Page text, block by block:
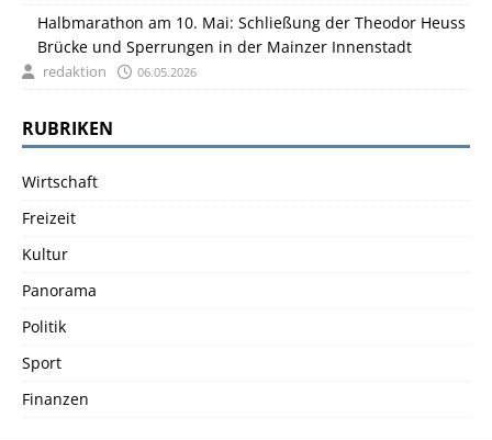
Halbmarathon am 10. Mai: Schließung der Theodor Heuss
Brücke und Sperrungen in der Mainzer Innenstadt
redaktion 06.05.2026
RUBRIKEN
Wirtschaft
Freizeit
Kultur
Panorama
Politik
Sport
Finanzen